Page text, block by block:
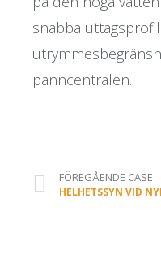
snabba
panncentralen.
FÖREGÅENDE CASE